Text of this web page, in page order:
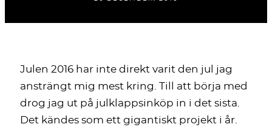
Julen 2016 har inte direkt varit den jul jag
ansträngt mig mest kring. Till att börja med
drog jag ut på julklappsinköp in i det sista.
Det kändes som ett gigantiskt projekt i år.